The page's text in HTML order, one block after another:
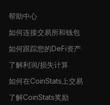
帮助中心
如何连接交易所和钱包
如何跟踪您的DeFi资产
了解利润/损失计算
如何在CoinStats上交易
了解CoinStats奖励